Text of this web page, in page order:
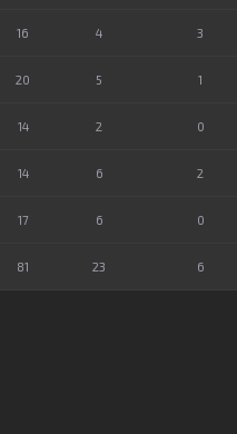
16 4 3
20 5 1
14 2 0
14 6 2
17 6 0
81 23 6